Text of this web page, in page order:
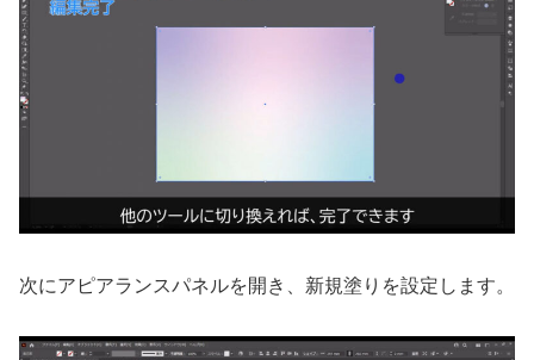
次にアピアランスパネルを開き、新規塗りを設定します。